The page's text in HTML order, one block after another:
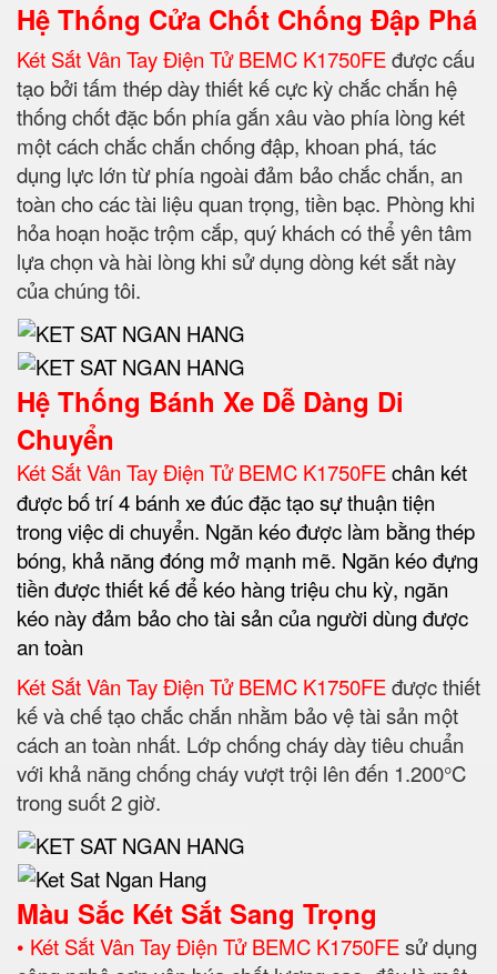
Hệ Thống Cửa Chốt Chống Đập Phá
Két Sắt Vân Tay Điện Tử BEMC K1750FEđược cấu
tạo bởi tấm thép dày thiết kế cực kỳ chắc chắn hệ
thống chốt đặc bốn phía gắn xâu vào phía lòng két
một cách chắc chắn chống đập, khoan phá, tác
dụng lực lớn từ phía ngoài đảm bảo chắc chắn, an
toàn cho các tài liệu quan trọng, tiền bạc. Phòng khi
hỏa hoạn hoặc trộm cắp, quý khách có thể yên tâm
lựa chọn và hài lòng khi sử dụng dòng két sắt này
của chúng tôi.
Hệ Thống Bánh Xe Dễ Dàng Di
Chuyển
Két Sắt Vân Tay Điện Tử BEMC K1750FEchân két
được bố trí 4 bánh xe đúc đặc tạo sự thuận tiện
trong việc di chuyển. Ngăn kéo được làm bằng thép
bóng, khả năng đóng mở mạnh mẽ. Ngăn kéo đựng
tiền được thiết kế để kéo hàng triệu chu kỳ, ngăn
kéo này đảm bảo cho tài sản của người dùng được
an toàn
Két Sắt Vân Tay Điện Tử BEMC K1750FEđược thiết
kế và chế tạo chắc chắn nhằm bảo vệ tài sản một
cách an toàn nhất. Lớp chống cháy dày tiêu chuẩn
với khả năng chống cháy vượt trội lên đến 1.200°C
trong suốt 2 giờ.
Màu Sắc Két Sắt Sang Trọng
• Két Sắt Vân Tay Điện Tử BEMC K1750FEsử dụng